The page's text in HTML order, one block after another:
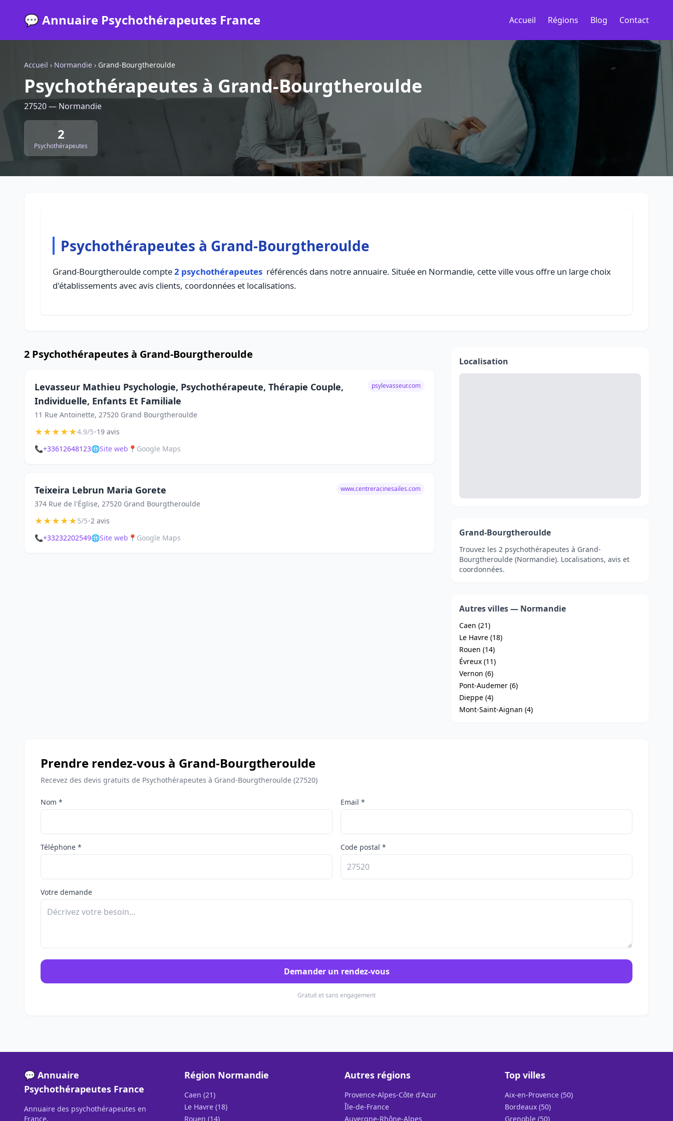
💬 Annuaire Psychothérapeutes France Accueil Régions Blog Contact
Accueil › Normandie › Grand-Bourgtheroulde
Psychothérapeutes à Grand-Bourgtheroulde
27520 — Normandie
2
Psychothérapeutes
Psychothérapeutes à Grand-Bourgtheroulde
Grand-Bourgtheroulde compte2 psychothérapeutes référencés dans notre annuaire. Située en Normandie, cette ville vous offre un large choix
d'établissements avec avis clients, coordonnées et localisations.
2 Psychothérapeutes à Grand-Bourgtheroulde
Levasseur Mathieu Psychologie, Psychothérapeute, Thérapie Couple,
Individuelle, Enfants Et Familiale
11 Rue Antoinette, 27520 Grand Bourgtheroulde
psylevasseur.com
★★★★★4.9/5•19 avis
📞+33612648123🌐Site web 📍 Google Maps
Teixeira Lebrun Maria Gorete
374 Rue de l'Église, 27520 Grand Bourgtheroulde
www.centreracinesailes.com
★★★★★5/5•2 avis
📞+33232202549🌐Site web 📍 Google Maps
Localisation
Grand-Bourgtheroulde
Trouvez les 2 psychothérapeutes à Grand-
Bourgtheroulde (Normandie). Localisations, avis et
coordonnées.
Autres villes — Normandie
Caen (21)
Le Havre (18)
Rouen (14)
Évreux (11)
Vernon (6)
Pont-Audemer (6)
Dieppe (4)
Mont-Saint-Aignan (4)
Prendre rendez-vous à Grand-Bourgtheroulde
Recevez des devis gratuits de Psychothérapeutes à Grand-Bourgtheroulde (27520)
Nom * Email *
Téléphone * Code postal *
Votre demande
Demander un rendez-vous
Gratuit et sans engagement
💬 Annuaire
Psychothérapeutes France
Annuaire des psychothérapeutes en
France.
Région Normandie
Caen (21)
Le Havre (18)
Rouen (14)
Autres régions
Provence-Alpes-Côte d'Azur
Île-de-France
Auvergne-Rhône-Alpes
Top villes
Aix-en-Provence (50)
Bordeaux (50)
Grenoble (50)